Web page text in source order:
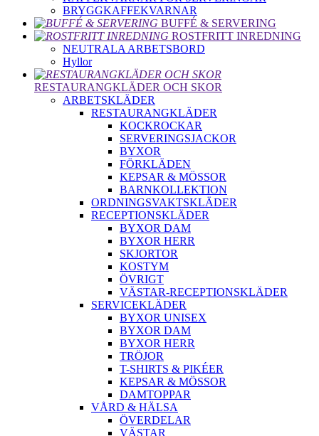
BRYGGKAFFEKVARNAR
BUFFÉ & SERVERING
ROSTFRITT INREDNING
NEUTRALA ARBETSBORD
Hyllor
RESTAURANGKLÄDER OCH SKOR
ARBETSKLÄDER
RESTAURANGKLÄDER
KOCKROCKAR
SERVERINGSJACKOR
BYXOR
FÖRKLÄDEN
KEPSAR & MÖSSOR
BARNKOLLEKTION
ORDNINGSVAKTSKLÄDER
RECEPTIONSKLÄDER
BYXOR DAM
BYXOR HERR
SKJORTOR
KOSTYM
ÖVRIGT
VÄSTAR-RECEPTIONSKLÄDER
SERVICEKLÄDER
BYXOR UNISEX
BYXOR DAM
BYXOR HERR
TRÖJOR
T-SHIRTS & PIKÉER
KEPSAR & MÖSSOR
DAMTOPPAR
VÅRD & HÄLSA
ÖVERDELAR
VÄSTAR